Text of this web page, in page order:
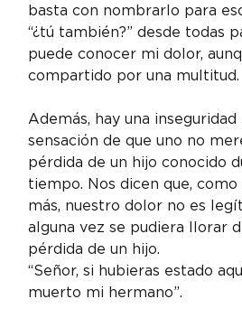
basta con nombrarlo para
“¿tú también?” desde todas
puede conocer mi dolor,
compartido por una multitud.
Además, hay una
sensación de que uno no
pérdida de un hijo conocido
tiempo. Nos dicen que,
más, nuestro dolor no es
alguna vez se pudiera llorar
pérdida de un hijo.
“Señor, si hubieras estado
muerto mi hermano”.